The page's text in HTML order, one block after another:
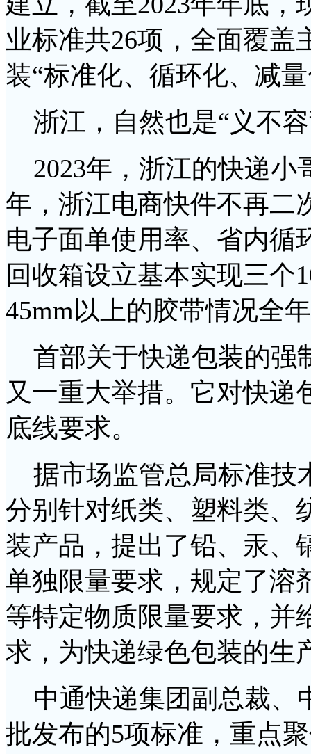
业标准共26项，全面覆盖
装“标准化、循环化、减
浙江，自然也是“义不
2023年，浙江的快递小
年，浙江电商快件不再二
电子面单使用率、省内循
回收箱设立基本实现三个
45mm以上的胶带情况全
首部关于快递包装的强
又一重大举措。它对快递
底线要求。
据市场监管总局标准技
分别针对纸类、塑料类、
装产品，提出了铅、汞、
单独限量要求，规定了溶
等特定物质限量要求，并
求，为快递绿色包装的生
中通快递集团副总裁、
批发布的5项标准，重点